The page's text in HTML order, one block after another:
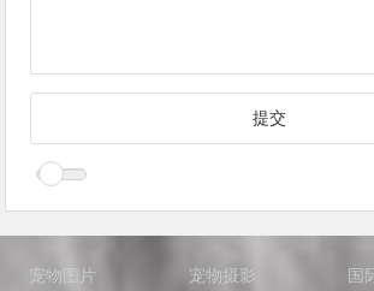
宠物图片 宠物摄影 国